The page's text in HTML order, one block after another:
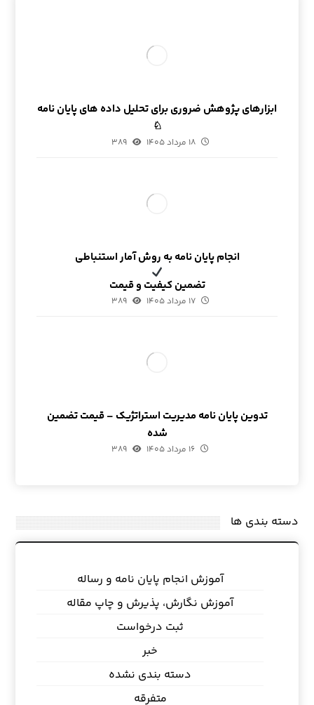
ابزارهای پژوهش ضروری برای تحلیل داده های پایان نامه
♘
۱۸ مرداد ۱۴۰۵ ۳۸۹
انجام پایان نامه به روش آمار استنباطی
تضمین کیفیت و قیمت
۱۷ مرداد ۱۴۰۵ ۳۸۹
تدوین پایان نامه مدیریت استراتژیک – قیمت تضمین
شده
۱۶ مرداد ۱۴۰۵ ۳۸۹
دسته بندی ها
آموزش انجام پایان نامه و رساله
آموزش نگارش، پذیرش و چاپ مقاله
ثبت درخواست
خبر
دسته بندی نشده
متفرقه